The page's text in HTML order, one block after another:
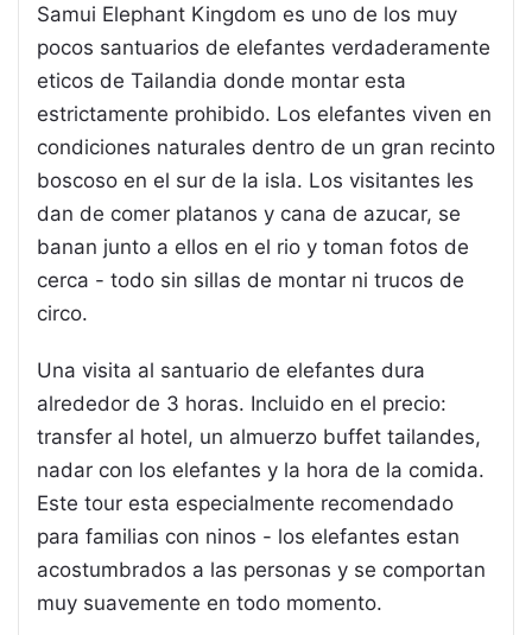
Samui Elephant Kingdom es uno de los muy
pocos santuarios de elefantes verdaderamente
eticos de Tailandia donde montar esta
estrictamente prohibido. Los elefantes viven en
condiciones naturales dentro de un gran recinto
boscoso en el sur de la isla. Los visitantes les
dan de comer platanos y cana de azucar, se
banan junto a ellos en el rio y toman fotos de
cerca - todo sin sillas de montar ni trucos de
circo.
Una visita al santuario de elefantes dura
alrededor de 3 horas. Incluido en el precio:
transfer al hotel, un almuerzo buffet tailandes,
nadar con los elefantes y la hora de la comida.
Este tour esta especialmente recomendado
para familias con ninos - los elefantes estan
acostumbrados a las personas y se comportan
muy suavemente en todo momento.